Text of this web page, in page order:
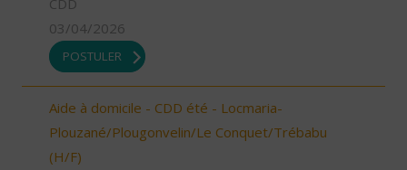
CDD
03/04/2026
POSTULER
Aide à domicile - CDD été - Locmaria-
Plouzané/Plougonvelin/Le Conquet/Trébabu
(H/F)